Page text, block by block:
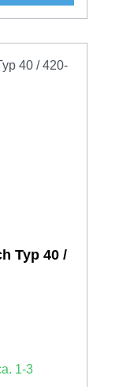
5 Sternen
Typ 40 /
1-3